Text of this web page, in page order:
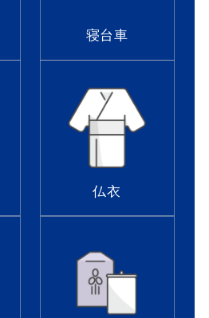
寝台車
仏衣